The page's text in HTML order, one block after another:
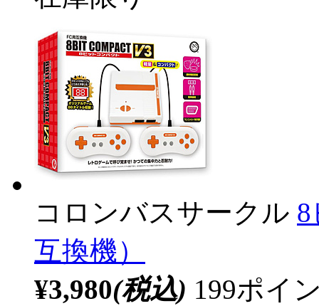
コロンバスサークル 8
互換機）
¥3,980(税込) 199ポイ